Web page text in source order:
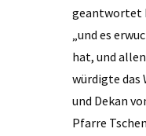
geantwortet
„und es
hat, und
würdigte das
und Dekan
Pfarre